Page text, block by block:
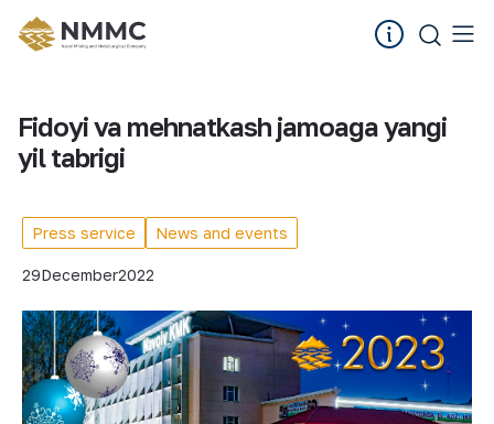
Fidoyi va mehnatkash jamoaga yangi
yil tabrigi
Press service News and events
29December2022